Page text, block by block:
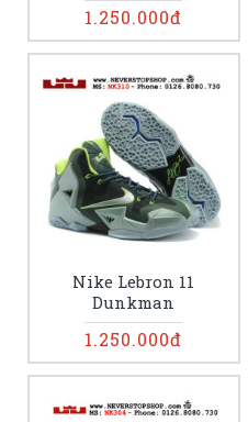
1.250.000đ
Nike Lebron 11
Dunkman
1.250.000đ